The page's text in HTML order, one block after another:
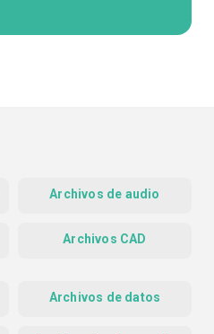
Archivos de audio
Archivos CAD
Archivos de datos